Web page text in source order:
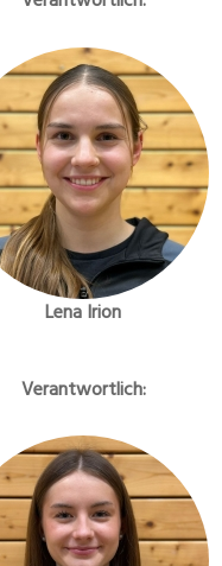
Lena Irion
Verantwortlich: